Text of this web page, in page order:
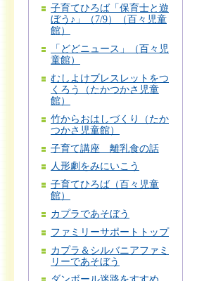
子育てひろば「保育士と遊
ぼう♪」（7/9）（百々児童
館）
「どどニュース」（百々児
童館）
むしよけブレスレットをつ
くろう（たかつかさ児童
館）
竹からおはしづくり（たか
つかさ児童館）
子育て講座 離乳食の話
人形劇をみにいこう
子育てひろば（百々児童
館）
カプラであそぼう
ファミリーサポートトップ
カプラ＆シルバニアファミ
リーであそぼう